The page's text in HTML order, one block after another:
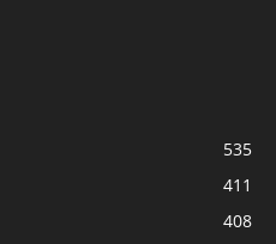
535
411
408